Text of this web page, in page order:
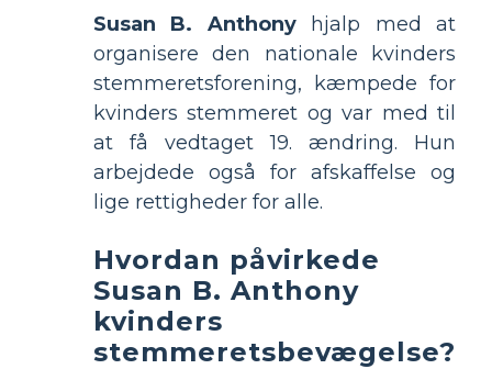
Susan B. Anthonyhjalp med at
organisere den nationale kvinders
stemmeretsforening, kæmpede for
kvinders stemmeret og var med til
at få vedtaget 19. ændring. Hun
arbejdede også for afskaffelse og
lige rettigheder for alle.
Hvordan påvirkede
Susan B. Anthony
kvinders
stemmeretsbevægelse?